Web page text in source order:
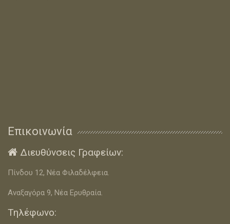
Επικοινωνία
 Διευθύνσεις Γραφείων:
Πίνδου 12, Νέα Φιλαδέλφεια.
Αναξαγόρα 9, Νέα Ερυθραία.
Τηλέφωνο: